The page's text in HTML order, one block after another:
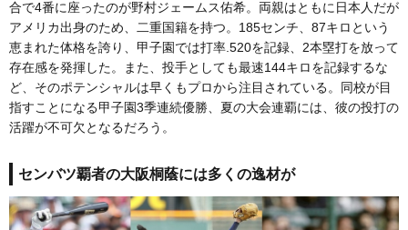
合で4番に座ったのが野村ジェームス佑希。両親はともに日本人だが
アメリカ出身のため、二重国籍を持つ。185センチ、87キロという
恵まれた体格を誇り、甲子園では打率.520を記録、2本塁打を放って
存在感を発揮した。また、投手としても最速144キロを記録するな
ど、そのポテンシャルは早くもプロから注目されている。同校が目
指すことになる甲子園3季連続優勝、夏の大会連覇には、彼の投打の
活躍が不可欠となるだろう。
センバツ覇者の大阪桐蔭には多くの逸材が